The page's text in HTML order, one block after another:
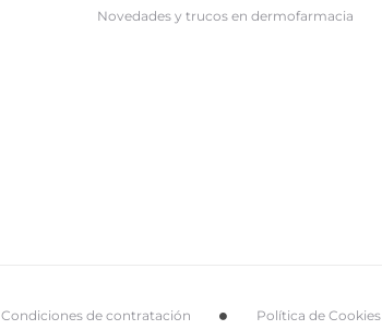
Novedades y trucos en dermofarmacia
Condiciones de contratación Política de Cookies